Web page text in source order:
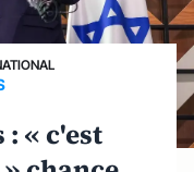
« c'est